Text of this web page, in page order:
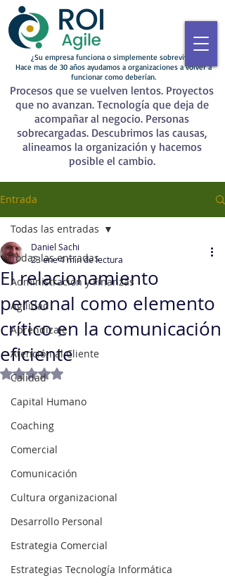
¿Su empresa funciona o simplemente sobrevive?
Hace mas de 30 años ayudamos a organizaciones a volver a
funcionar como deberían.
Procesos que se vuelven lentos. Proyectos
que no avanzan. Tecnología que deja de
acompañar al negocio. Personas
sobrecargadas. Descubrimos las causas,
alineamos la organización y hacemos
posible el cambio.
Entrada
Todas las entradas
Administración y Finanzas
Agilidad
Aprendizaje
Atención al Cliente
Calidad
Capital Humano
Coaching
Comercial
Comunicación
Cultura organizacional
Desarrollo Personal
Estrategia Comercial
Estrategias Tecnología Informática
Todas las entradas
El relacionamiento
personal como elemento
crítico en la comunicación
eficiente
Daniel Sachi
23 ene4 min de lectura
Obtuvo NaN de 5 estrellas.